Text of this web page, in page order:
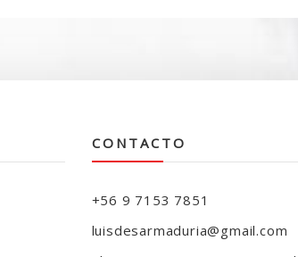
CONTACTO
+56 9 7153 7851
luisdesarmaduria@gmail.com